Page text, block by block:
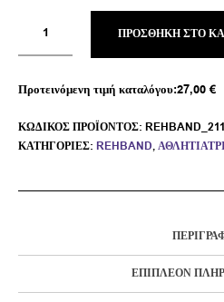
ΠΡΟΣΘΉΚΗ ΣΤΟ
Προτεινόμενη τιμή καταλόγου:27,00€
ΚΩΔΙΚΌΣ ΠΡΟΪΌΝΤΟΣ:
ΚΑΤΗΓΟΡΊΕΣ: REHBAND,
ΕΠΙΠΛΈΟΝ